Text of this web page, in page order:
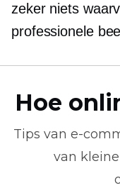
zeker niets
professionele
Hoe
Tips van e-
van